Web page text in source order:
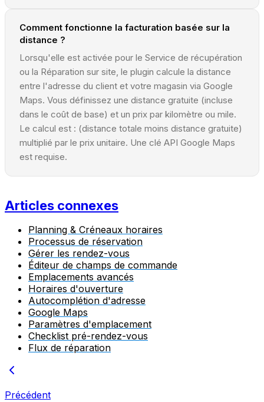
Comment fonctionne la facturation basée sur la
distance ?
Lorsqu'elle est activée pour le Service de récupération
ou la Réparation sur site, le plugin calcule la distance
entre l'adresse du client et votre magasin via Google
Maps. Vous définissez une distance gratuite (incluse
dans le coût de base) et un prix par kilomètre ou mile.
Le calcul est : (distance totale moins distance gratuite)
multiplié par le prix unitaire. Une clé API Google Maps
est requise.
Articles connexes
Planning & Créneaux horaires
Processus de réservation
Gérer les rendez-vous
Éditeur de champs de commande
Emplacements avancés
Horaires d'ouverture
Autocomplétion d'adresse
Google Maps
Paramètres d'emplacement
Checklist pré-rendez-vous
Flux de réparation
Précédent